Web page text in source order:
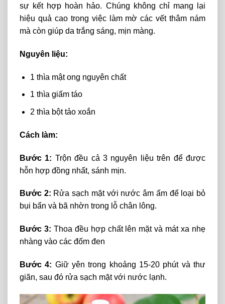
sự kết hợp hoàn hảo. Chúng không chỉ mang lại
hiệu quả cao trong việc làm mờ các vết thâm nám
mà còn giúp da trắng sáng, mịn màng.
Nguyên liệu:
1 thìa mật ong nguyên chất
1 thìa giấm táo
2 thìa bột tảo xoắn
Cách làm:
Bước 1: Trộn đều cả 3 nguyên liệu trên để được
hỗn hợp đồng nhất, sánh mịn.
Bước 2: Rửa sạch mặt với nước âm ấm để loại bỏ
bụi bẩn và bã nhờn trong lỗ chân lông.
Bước 3: Thoa đều hợp chất lên mặt và mát xa nhẹ
nhàng vào các đốm đen
Bước 4: Giữ yên trong khoảng 15-20 phút và thư
giãn, sau đó rửa sạch mặt với nước lạnh.